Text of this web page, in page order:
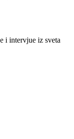
i intervjue iz sveta